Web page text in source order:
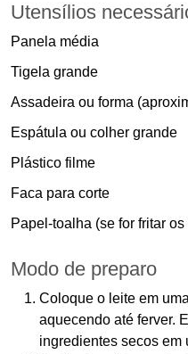
Utensílios
Panela média
Tigela grande
Assadeira ou forma
Espátula ou colher grande
Plástico filme
Faca para corte
Papel-toalha (se for fritar
Modo de preparo
Coloque o leite em
aquecendo até ferver.
ingredientes secos em